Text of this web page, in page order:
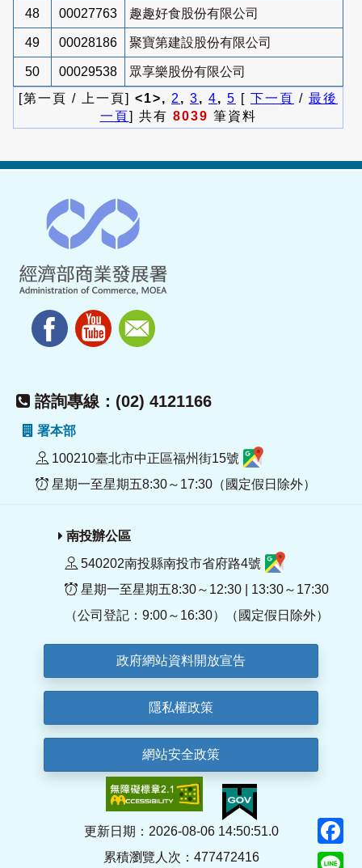
48 00027763 趣趣好食股份有限公司
49 00028186 聚寶第建設股份有限公司
50 00029538
眾享樂股份有限公司
[第一頁 / 上一頁] <1>, 2 , 3, 4, 5 [ 下一頁 / 最後
一頁] 共有 8039 筆資料
諮詢專線：(02) 4121166
署本部
100210臺北市中正區福州街15號
星期一至星期五8:30～17:30（國定假日除外）
南投辦公區
540202南投縣南投市省府路4號
星期一至星期五8:30～12:30 | 13:30～17:30
（公司登記：9:00～16:30）（國定假日除外）
政府網站資料開放宣告
隱私權政策
網站安全政策
更新日期：2026-08-06 14:50:51.0
累積瀏覽人次：477472416